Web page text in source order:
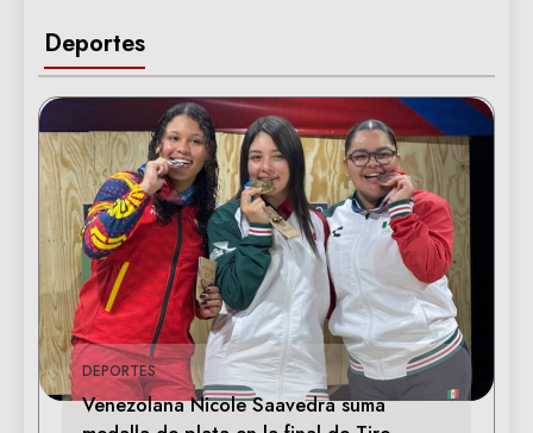
Deportes
DEPORTES
Venezolana Nicole Saavedra suma